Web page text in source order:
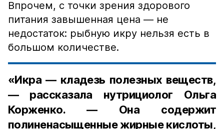
Впрочем, с точки зрения здорового
питания завышенная цена — не
недостаток: рыбную икру нельзя есть в
большом количестве.
«Икра — кладезь полезных веществ,
— рассказала нутрициолог Ольга
Корженко. — Она содержит
полиненасыщенные жирные кислоты,